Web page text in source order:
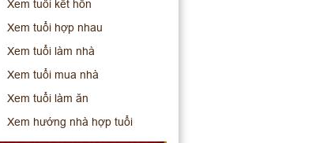
Xem tuổi kết hôn
Xem tuổi hợp nhau
Xem tuổi làm nhà
Xem tuổi mua nhà
Xem tuổi làm ăn
Xem hướng nhà hợp tuổi